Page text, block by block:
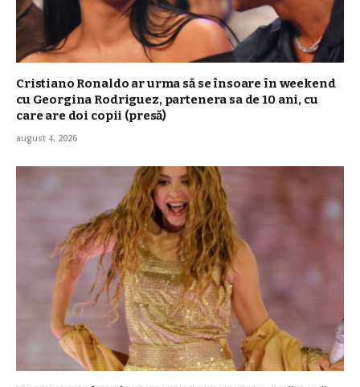
Cristiano Ronaldo ar urma să se însoare în weekend
cu Georgina Rodriguez, partenera sa de 10 ani, cu
care are doi copii (presă)
august 4, 2026